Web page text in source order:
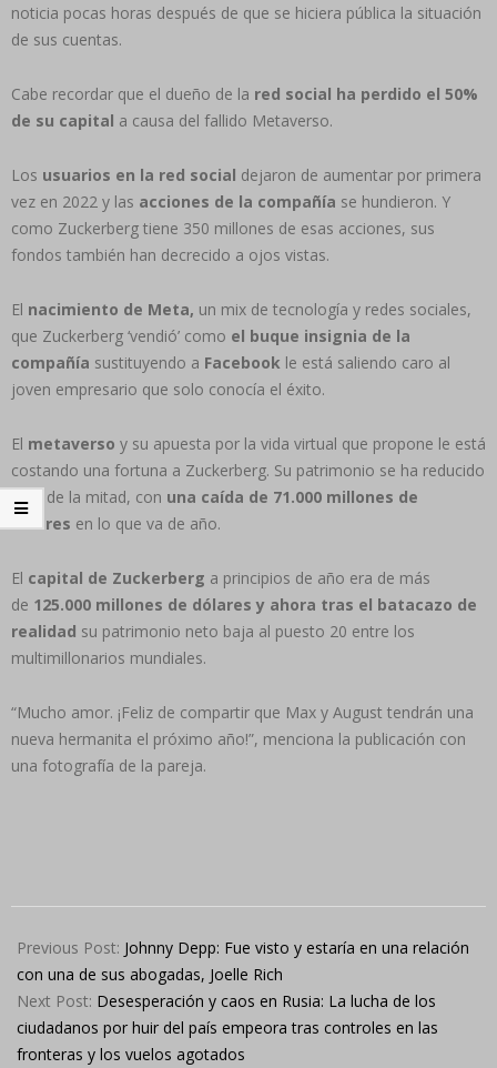
noticia pocas horas después de que se hiciera pública la situación
de sus cuentas.
Cabe recordar que el dueño de la red social ha perdido el 50%
de su capital a causa del fallido Metaverso.
Los usuarios en la red social dejaron de aumentar por primera
vez en 2022 y las acciones de la compañía se hundieron. Y
como Zuckerberg tiene 350 millones de esas acciones, sus
fondos también han decrecido a ojos vistas.
El nacimiento de Meta, un mix de tecnología y redes sociales,
que Zuckerberg ‘vendió’ como el buque insignia de la
compañía sustituyendo a Facebook le está saliendo caro al
joven empresario que solo conocía el éxito.
El metaverso y su apuesta por la vida virtual que propone le está
costando una fortuna a Zuckerberg. Su patrimonio se ha reducido
más de la mitad, con una caída de 71.000 millones de
dólares en lo que va de año.
El capital de Zuckerberg a principios de año era de más
de 125.000 millones de dólares y ahora tras el batacazo de
realidad su patrimonio neto baja al puesto 20 entre los
multimillonarios mundiales.
“Mucho amor. ¡Feliz de compartir que Max y August tendrán una
nueva hermanita el próximo año!”, menciona la publicación con
una fotografía de la pareja.
09-
23
Previous Post: Johnny Depp: Fue visto y estaría en una relación
con una de sus abogadas, Joelle Rich
Next Post: Desesperación y caos en Rusia: La lucha de los
ciudadanos por huir del país empeora tras controles en las
fronteras y los vuelos agotados